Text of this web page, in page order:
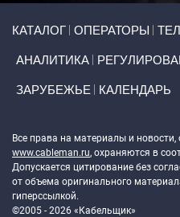
КАТАЛОГ ОПЕРАТОРЫ
АНАЛИТИКА
ЗАРУБЕЖЬЕ КАЛЕНДАРЬ
Все права на материалы и
www.cableman.ru, охраняются в
Допускается цитирование без
от объема оригинального
гиперссылкой.
©2005 - 2026 «Кабельщик»